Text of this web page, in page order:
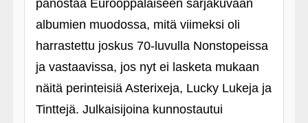
panostaa Eurooppalaiseen sarjakuvaan
albumien muodossa, mitä viimeksi oli
harrastettu joskus 70-luvulla Nonstopeissa
ja vastaavissa, jos nyt ei lasketa mukaan
näitä perinteisiä Asterixeja, Lucky Lukeja ja
Tinttejä. Julkaisijoina kunnostautui